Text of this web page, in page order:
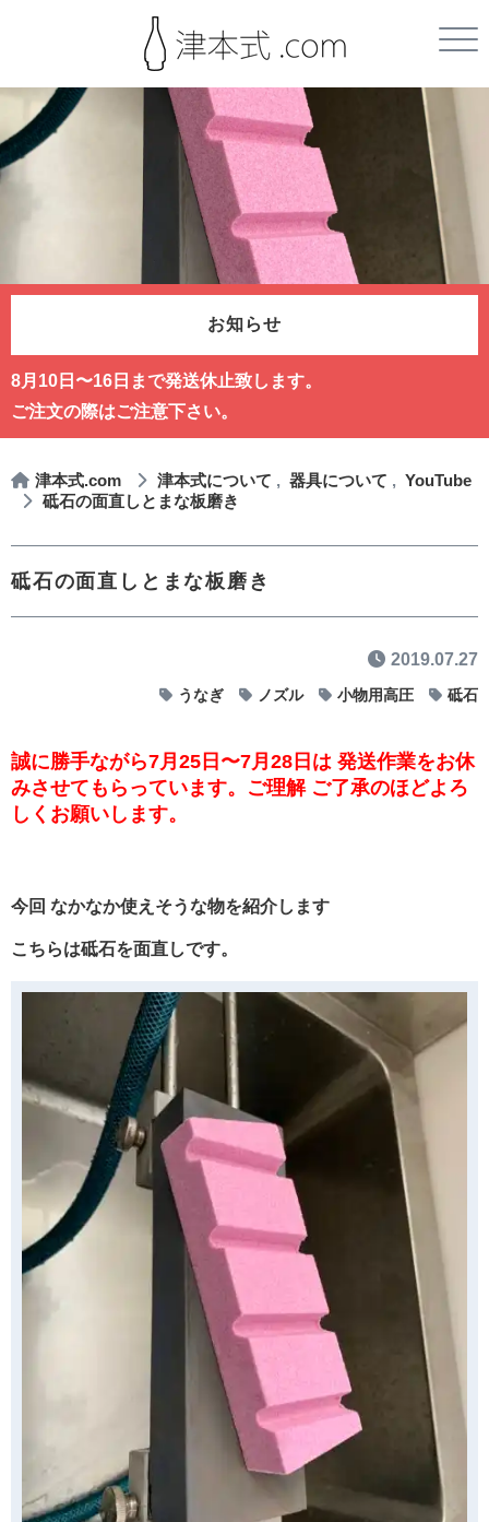
お知らせ
8月10日〜16日まで発送休止致します。
ご注文の際はご注意下さい。
津本式.com 津本式について 器具について
YouTube
砥石の面直しとまな板磨き
砥石の面直しとまな板磨き
2019.07.27
うなぎ ノズル 小物用高圧 砥石
誠に勝手ながら7月25日〜7月28日は 発送作業をお休
みさせてもらっています。ご理解 ご了承のほどよろ
しくお願いします。
今回 なかなか使えそうな物を紹介します
こちらは砥石を面直しです。